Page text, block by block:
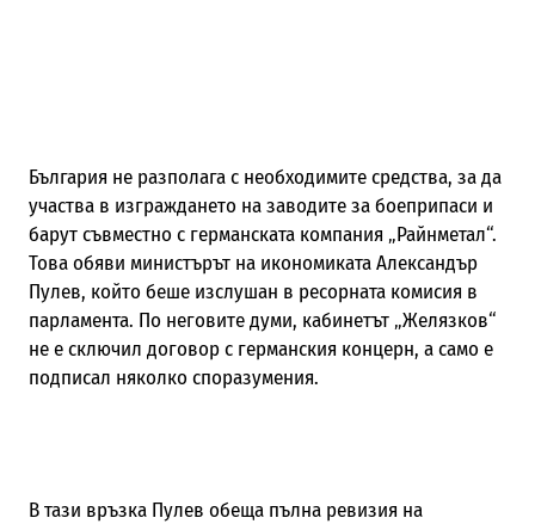
България не разполага с необходимите средства, за да
участва в изграждането на заводите за боеприпаси и
барут съвместно с германската компания „Райнметал“.
Това обяви министърът на икономиката Александър
Пулев, който беше изслушан в ресорната комисия в
парламента. По неговите думи, кабинетът „Желязков“
не е сключил договор с германския концерн, а само е
подписал няколко споразумения.
В тази връзка Пулев обеща пълна ревизия на